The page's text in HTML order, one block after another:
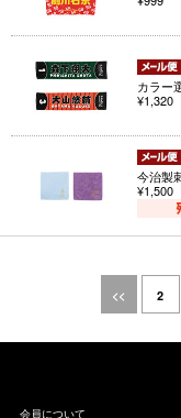
カラー
¥1,320
今治製
¥1,500
<< 2
会員について